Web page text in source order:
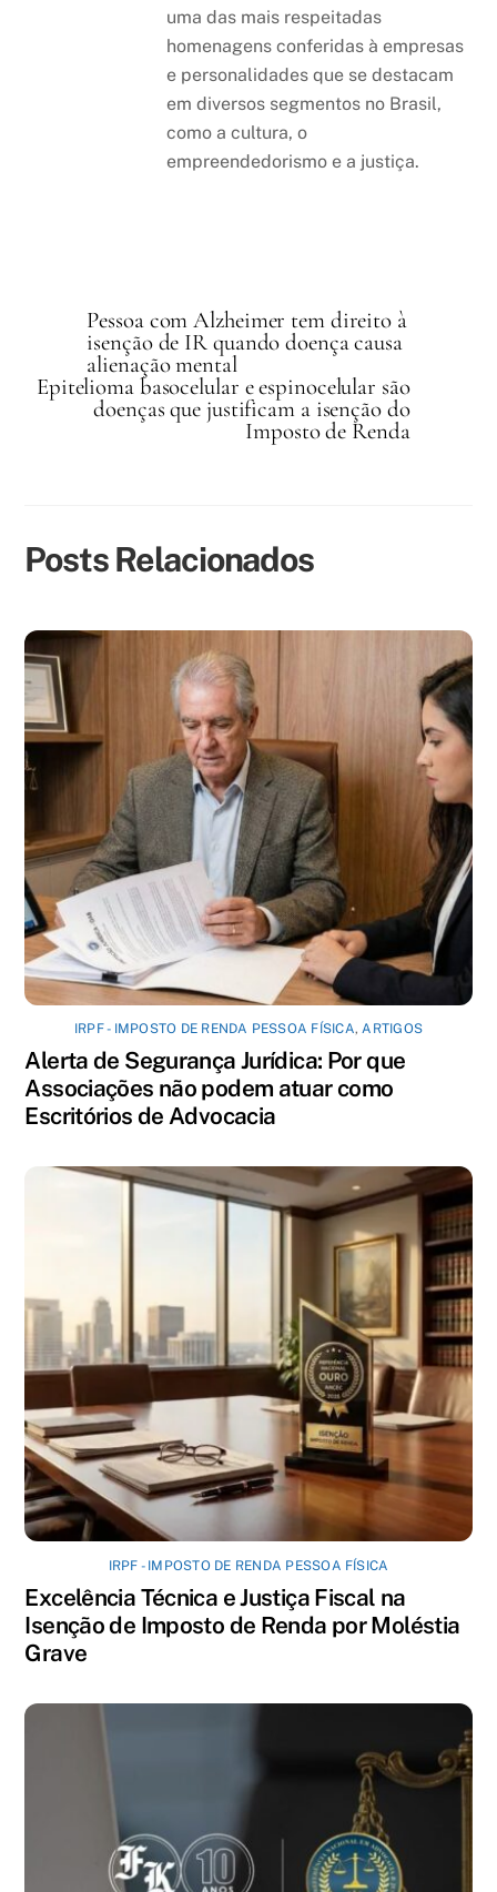
uma das mais respeitadas
homenagens conferidas à empresas
e personalidades que se destacam
em diversos segmentos no Brasil,
como a cultura, o
empreendedorismo e a justiça.
Pessoa com Alzheimer tem direito à
isenção de IR quando doença causa
alienação mental
Epitelioma basocelular e espinocelular são
doenças que justificam a isenção do
Imposto de Renda
Posts Relacionados
IRPF - IMPOSTO DE RENDA PESSOA FÍSICA,ARTIGOS
Alerta de Segurança Jurídica: Por que
Associações não podem atuar como
Escritórios de Advocacia
IRPF - IMPOSTO DE RENDA PESSOA FÍSICA
Excelência Técnica e Justiça Fiscal na
Isenção de Imposto de Renda por Moléstia
Grave